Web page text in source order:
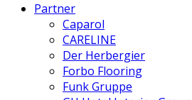
Partner
Caparol
CARELINE
Der Herbergier
Forbo Flooring
Funk Gruppe